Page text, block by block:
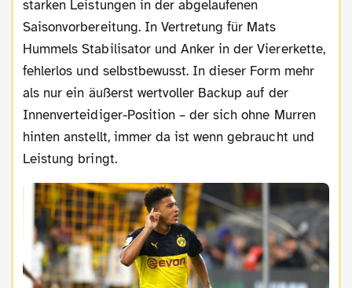
starken Leistungen in der abgelaufenen
Saisonvorbereitung. In Vertretung für Mats
Hummels Stabilisator und Anker in der Viererkette,
fehlerlos und selbstbewusst. In dieser Form mehr
als nur ein äußerst wertvoller Backup auf der
Innenverteidiger-Position – der sich ohne Murren
hinten anstellt, immer da ist wenn gebraucht und
Leistung bringt.